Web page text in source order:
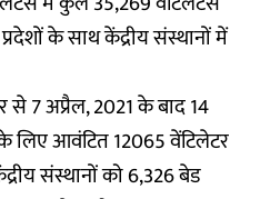
के साथ केंद्रीय संस्थानों में
से 7 अप्रैल, 2021 के बाद 14
लिए आवंटित 12065 वेंटिलेटर
संस्थानों को 6,326 बेड